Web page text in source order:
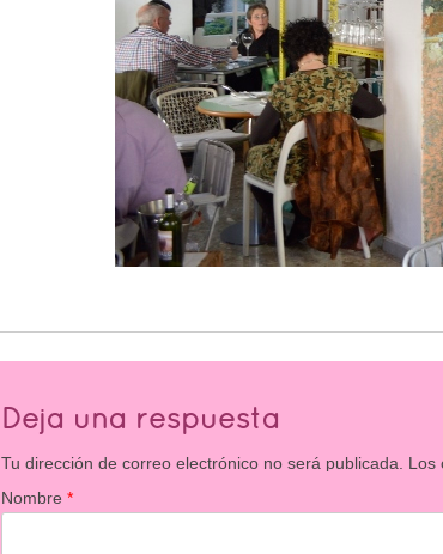
Deja una respuesta
Tu dirección de correo electrónico no será publicada. Los
Nombre*